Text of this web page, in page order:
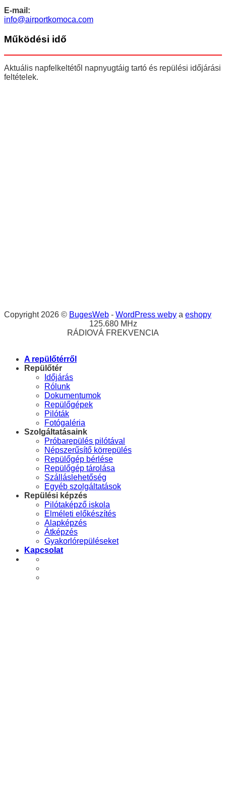
E-mail:
info@airportkomoca.com
Működési idő
Aktuális napfelkeltétől napnyugtáig tartó és repülési időjárási
feltételek.
Copyright 2026 © BugesWeb - WordPress weby a eshopy
125.680 MHz
RÁDIOVÁ FREKVENCIA
A repülőtérről
Repülőtér
Időjárás
Rólunk
Dokumentumok
Repülőgépek
Pilóták
Fotógaléria
Szolgáltatásaink
Próbarepülés pilótával
Népszerűsítő körrepülés
Repülőgép bérlése
Repülőgép tárolása
Szálláslehetőség
Egyéb szolgáltatások
Repülési képzés
Pilótaképző iskola
Elméleti előkészítés
Alapképzés
Átképzés
Gyakorlórepüléseket
Kapcsolat